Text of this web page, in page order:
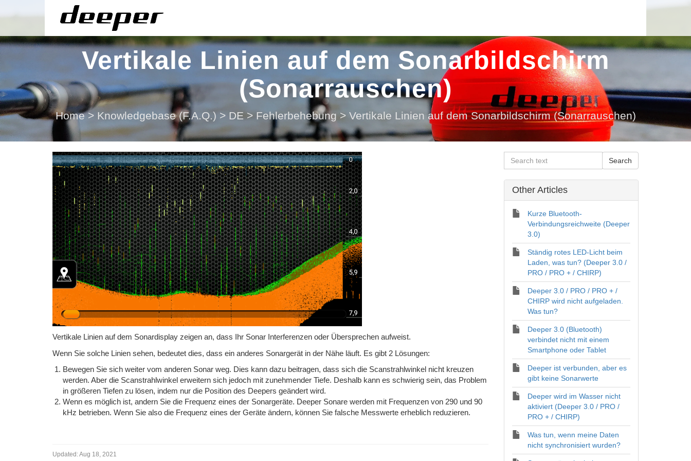
Vertikale Linien auf dem Sonarbildschirm
(Sonarrauschen)
Home > Knowledgebase (F.A.Q.) > DE > Fehlerbehebung > Vertikale Linien auf dem Sonarbildschirm (Sonarrauschen)
Vertikale Linien auf dem Sonardisplay zeigen an, dass Ihr Sonar Interferenzen oder Übersprechen aufweist.
Wenn Sie solche Linien sehen, bedeutet dies, dass ein anderes Sonargerät in der Nähe läuft. Es gibt 2 Lösungen:
Bewegen Sie sich weiter vom anderen Sonar weg. Dies kann dazu beitragen, dass sich die Scanstrahlwinkel nicht kreuzen
werden. Aber die Scanstrahlwinkel erweitern sich jedoch mit zunehmender Tiefe. Deshalb kann es schwierig sein, das Problem
in größeren Tiefen zu lösen, indem nur die Position des Deepers geändert wird.
Wenn es möglich ist, andern Sie die Frequenz eines der Sonargeräte. Deeper Sonare werden mit Frequenzen von 290 und 90
kHz betrieben. Wenn Sie also die Frequenz eines der Geräte ändern, können Sie falsche Messwerte erheblich reduzieren.
Updated:Aug 18, 2021
Other Articles
Kurze Bluetooth-
Verbindungsreichweite (Deeper
3.0)
Ständig rotes LED-Licht beim
Laden, was tun? (Deeper 3.0 /
PRO / PRO + / CHIRP)
Deeper 3.0 / PRO / PRO + /
CHIRP wird nicht aufgeladen.
Was tun?
Deeper 3.0 (Bluetooth)
verbindet nicht mit einem
Smartphone oder Tablet
Deeper ist verbunden, aber es
gibt keine Sonarwerte
Deeper wird im Wasser nicht
aktiviert (Deeper 3.0 / PRO /
PRO + / CHIRP)
Was tun, wenn meine Daten
nicht synchronisiert wurden?